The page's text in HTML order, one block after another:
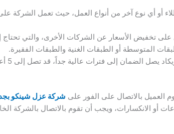
أي نوع آخر من أنواع العمل، حيث تعمل الشركة على
على تخفيض الأسعار عن الشركات الأخرى، والتي
المتوسطة أو الطبقات الغنية والطبقات الفقيرة.
الضمان إلى فترات عالية جداً، قد تصل إلى 5 أعوام.
بالاتصال على الفور على شركة عزل شينكو
أو الانكسارات، ويجب أن تقوم بالاتصال بالشركة